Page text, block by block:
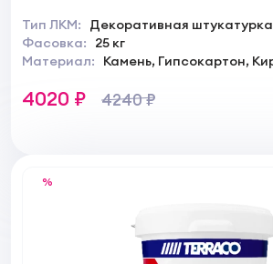
Тип ЛКМ:
Декоративная штукатурка
Фасовка:
25 кг
Материал:
4020 ₽ 4240 ₽
%